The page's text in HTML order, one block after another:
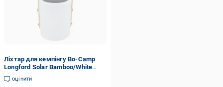
Ліхтар для кемпінгу Bo-Camp
Longford Solar Bamboo/White
(5818878) 150 Lm 9003 білий
5818878
оцінити